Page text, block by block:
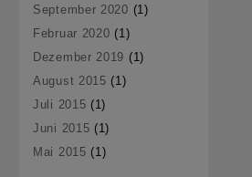
September 2020 (1)
Februar 2020 (1)
Dezember 2019 (1)
August 2015 (1)
Juli 2015 (1)
Juni 2015 (1)
Mai 2015 (1)